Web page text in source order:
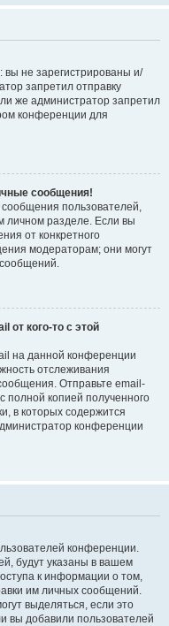
не зарегистрированы и/
запретил отправку
же администратор запретил
конференции для
сообщения!
пользователей,
личном разделе. Если вы
от конкретного
модераторам; они могут
от кого-то с этой
на данной конференции
отслеживания
Отправьте email-
копией полученного
в которых содержится
конференции
конференции.
будут указаны в вашем
к информации о том,
им личных сообщений.
выделяться, если это
вы добавили пользователей